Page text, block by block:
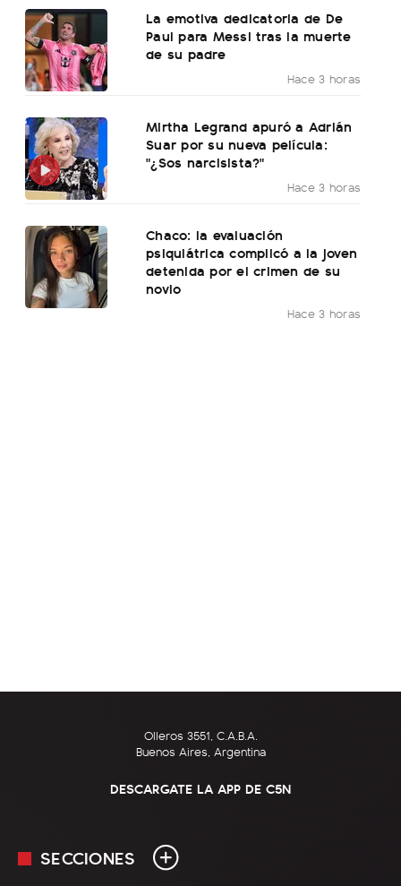
La emotiva dedicatoria de De
Paul para Messi tras la muerte
de su padre
Hace 3 horas
Mirtha Legrand apuró a Adrián
Suar por su nueva película:
"¿Sos narcisista?"
Hace 3 horas
Chaco: la evaluación
psiquiátrica complicó a la joven
detenida por el crimen de su
novio
Hace 3 horas
Olleros 3551, C.A.B.A.
Buenos Aires, Argentina
DESCARGATE LA APP DE C5N
SECCIONES